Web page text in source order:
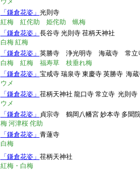
「鎌倉花姿」 光則寺
紅梅 紅侘助 姫侘助 蝋梅
「鎌倉花姿」 長谷寺 光則寺 荏柄天神社
白梅 紅梅
「鎌倉花姿」 英勝寺 浄光明寺 海蔵寺 常
白梅 紅梅 福寿草 枝垂れ梅
「鎌倉花姿」 宝戒寺 瑞泉寺 東慶寺 英勝寺 海
ウメ
「鎌倉花姿」 荏柄天神社 龍口寺 常立寺 光則寺
ウメ
「鎌倉花姿」 貞宗寺 鶴岡八幡宮 妙本寺 多聞
梅 河津桜 侘助
「鎌倉花姿」 青蓮寺
白梅
「鎌倉花姿」 荏柄天神社
紅梅・白梅